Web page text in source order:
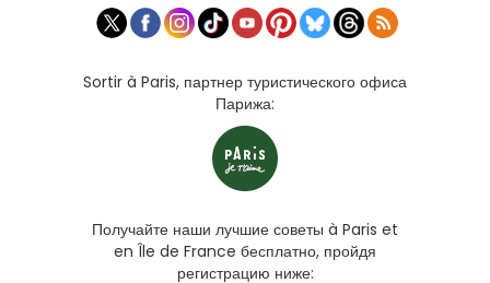
Sortir à Paris, партнер туристического офиса
Парижа:
Получайте наши лучшие советы à Paris et
en Île de France бесплатно, пройдя
регистрацию ниже: